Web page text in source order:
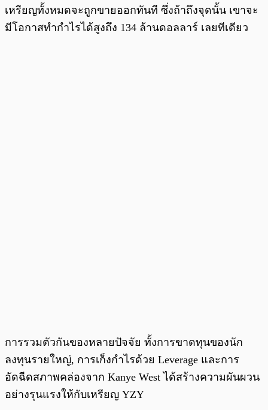
เหรียญทั้งหมดจะถูกขายออกทันที ซึ่งถ้าถึงจุดนั้น เขาจะ
มีโอกาสทำกำไรได้สูงถึง 134 ล้านดอลลาร์ เลยทีเดียว
การรวมตัวกันของหลายปัจจัย ทั้งการขาดทุนของนัก
ลงทุนรายใหญ่, การเก็งกำไรด้วย Leverage และการ
อัดฉีดสภาพคล่องจาก Kanye West ได้สร้างความผันผวน
อย่างรุนแรงให้กับเหรียญ YZY